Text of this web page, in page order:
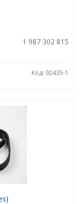
1 987 302 815
Код: 92435-1